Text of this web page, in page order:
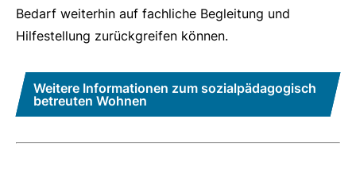
Bedarf weiterhin auf fachliche Begleitung und
Hilfestellung zurückgreifen können.
Weitere Informationen zum sozialpädagogisch
betreuten Wohnen